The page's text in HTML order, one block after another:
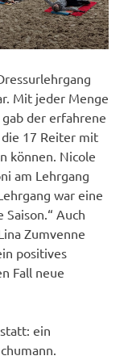
Mit jeder Menge
der erfahrene
17 Reiter mit
können. Nicole
am Lehrgang
war eine
Auch
Zumvenne
positives
Fall neue
ein